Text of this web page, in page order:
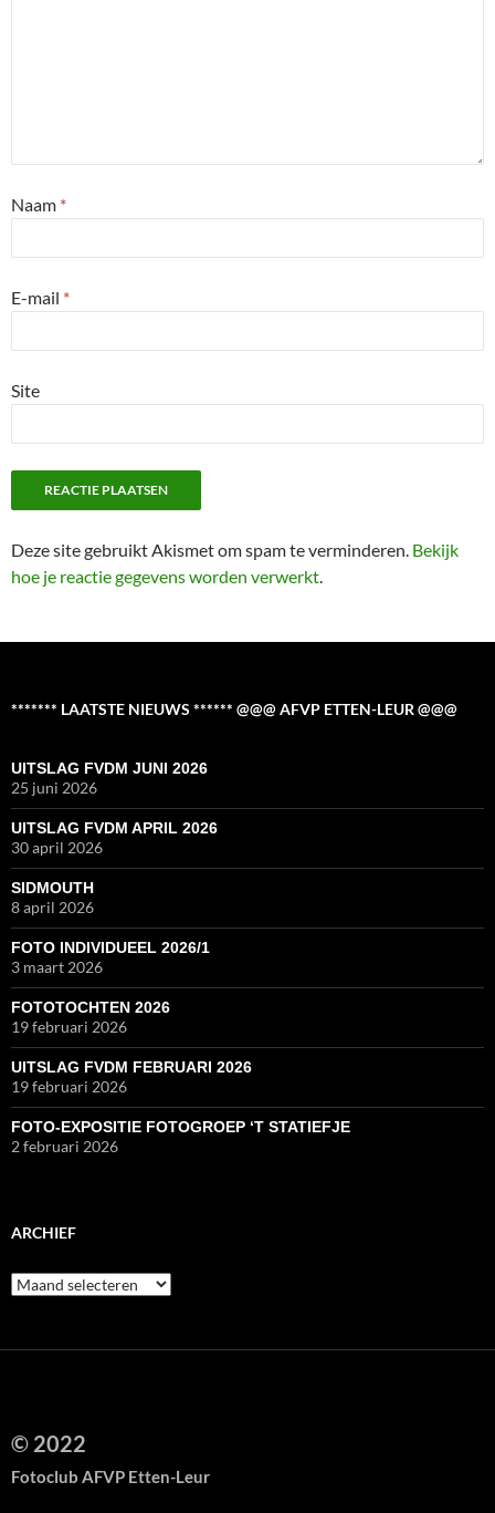
Naam *
E-mail *
Site
Deze site gebruikt Akismet om spam te verminderen. Bekijk
hoe je reactie gegevens worden verwerkt.
******* LAATSTE NIEUWS ****** @@@ AFVP ETTEN-LEUR @@@
UITSLAG FVDM JUNI 2026
25 juni 2026
UITSLAG FVDM APRIL 2026
30 april 2026
SIDMOUTH
8 april 2026
FOTO INDIVIDUEEL 2026/1
3 maart 2026
FOTOTOCHTEN 2026
19 februari 2026
UITSLAG FVDM FEBRUARI 2026
19 februari 2026
FOTO-EXPOSITIE FOTOGROEP ‘T STATIEFJE
2 februari 2026
gebruiken, ga je akkoord met het gebruik hiervan.
Wil je meer weten, ook over hoe je cookies kunt beheren, kijk dan hier:
ARCHIEF
Archief
© 2022
Fotoclub AFVP Etten-Leur